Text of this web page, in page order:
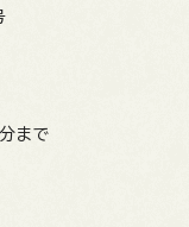
まで